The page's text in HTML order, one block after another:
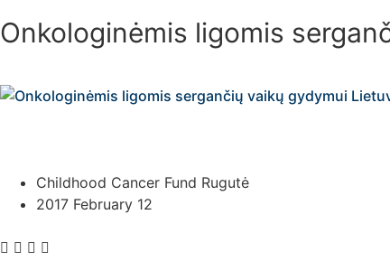
Onkologinėmis ligomis
Childhood Cancer Fund Rugutė
2017 February 12